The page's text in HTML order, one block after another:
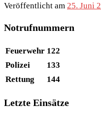
Veröffentlicht am 25. Juni
Notrufnummern
Feuerwehr 122
Polizei
133
Rettung
144
Letzte Einsätze